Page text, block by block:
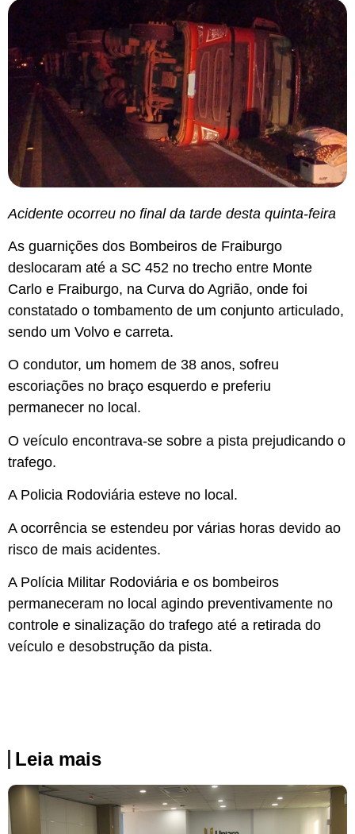
Acidente ocorreu no final da tarde desta quinta-feira
As guarnições dos Bombeiros de Fraiburgo
deslocaram até a SC 452 no trecho entre Monte
Carlo e Fraiburgo, na Curva do Agrião, onde foi
constatado o tombamento de um conjunto articulado,
sendo um Volvo e carreta.
O condutor, um homem de 38 anos, sofreu
escoriações no braço esquerdo e preferiu
permanecer no local.
O veículo encontrava-se sobre a pista prejudicando o
trafego.
A Policia Rodoviária esteve no local.
A ocorrência se estendeu por várias horas devido ao
risco de mais acidentes.
A Polícia Militar Rodoviária e os bombeiros
permaneceram no local agindo preventivamente no
controle e sinalização do trafego até a retirada do
veículo e desobstrução da pista.
Leia mais